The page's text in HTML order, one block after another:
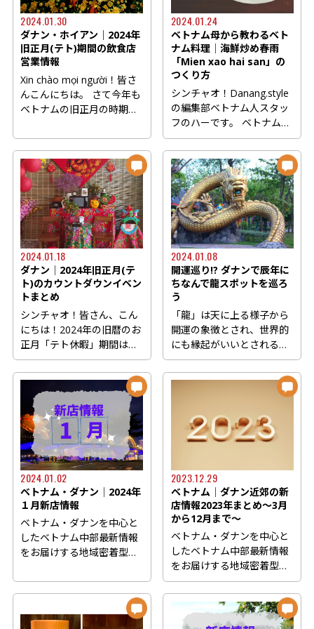
2024.01.30
ダナン・ホイアン｜2024年
旧正月(テト)期間の飲食店
営業情報
Xin chào mọi người！皆さ
んこんにちは。 さて今年も
ベトナムの旧正月の時期が
2024...
2024.01.24
ベトナム母から教わるベト
ナム料理│海鮮炒め春雨
「Mien xao hai san」の
つくり方
シンチャオ！Danang.style
の編集部ベトナム人スタッ
フのハーです。 ベトナムは
麺料理天国として知られ
て...
2024.01.18
ダナン│2024年旧正月(テ
ト)のカウントダウンイベン
トまとめ
シンチャオ！皆さん、こん
にちは！2024年の旧暦のお
正月「テト休暇」期間は
2024年2月8日から2月14日
まで...
2024.01.08
開運巡り!? ダナンで辰年に
ちなんで龍スポットを巡ろ
う
「龍」は天に上る様子から
開運の象徴とされ、世界的
にも縁起がいいとされる生
き物です。十二支の中では
唯...
2024.01.02
ベトナム・ダナン│2024年
１月新店情報
ベトナム・ダナンを中心と
したベトナム中部最新情報
をお届けする地域密着型の
Danang.style(...
2023.12.29
ベトナム│ダナン近郊の新
店情報2023年まとめ～3月
から12月まで～
ベトナム・ダナンを中心と
したベトナム中部最新情報
をお届けする地域密着型の
ウェブマガジン
Danang.style...